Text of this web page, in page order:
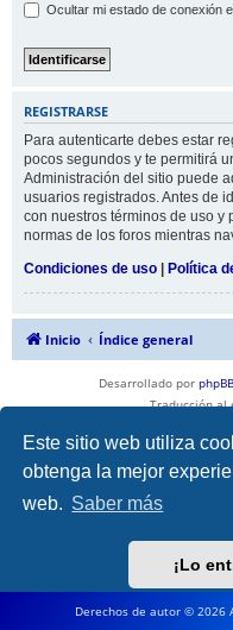
Este sitio web utiliza
obtenga la mejor
web. Saber más
¡Lo
Ocultar mi estado de conexión
REGISTRARSE
Para autenticarte debes estar
pocos segundos y te permitirá
Administración del sitio puede
usuarios registrados. Antes de
con nuestros términos de uso y
normas de los foros mientras
Condiciones de uso | Política
Inicio Índice general
Desarrollado por phpBB
Traducción
Derechos de autor © 2026